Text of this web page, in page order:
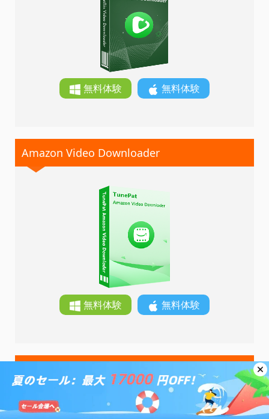
無料体験 無料体験
Amazon Video Downloader
無料体験 無料体験
Hulu Video Downloader